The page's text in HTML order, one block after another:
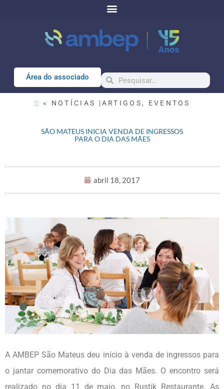
Área do associado
« NOTÍCIAS |ARTIGOS , EVENTOS
SÃO MATEUS INICIA VENDA DE INGRESSOS
PARA O DIA DAS MÃES
abril 18, 2017
A AMBEP São Mateus deu início à venda de ingressos para
o jantar comemorativo do Dia das Mães. O encontro será
realizado no dia 11 de maio, no Rustik Restaurante. As